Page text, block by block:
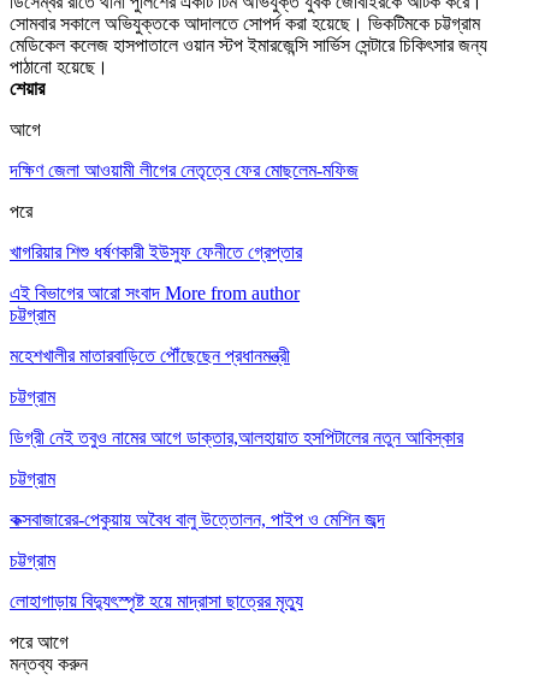
সোমবার সকালে অভিযুক্তকে আদালতে সোপর্দ করা হয়েছে। ভিকটিমকে চট্টগ্রাম
মেডিকেল কলেজ হাসপাতালে ওয়ান স্টপ ইমারজেন্সি সার্ভিস সেন্টারে চিকিৎসার জন্য
পাঠানো হয়েছে।
শেয়ার
আগে
দক্ষিণ জেলা আওয়ামী লীগের নেতৃত্বে ফের মোছলেম-মফিজ
পরে
খাগরিয়ার শিশু ধর্ষণকারী ইউসুফ ফেনীতে গ্রেপ্তার
এই বিভাগের আরো সংবাদ More from author
চট্টগ্রাম
মহেশখালীর মাতারবাড়িতে পৌঁছেছেন প্রধানমন্ত্রী
চট্টগ্রাম
ডিগ্রী নেই তবুও নামের আগে ডাক্তার,আলহায়াত হসপিটালের নতুন আবিস্কার
চট্টগ্রাম
কক্সবাজারের-পেকুয়ায় অবৈধ বালু উত্তোলন, পাইপ ও মেশিন জব্দ
চট্টগ্রাম
লোহাগাড়ায় বিদ্যুৎস্পৃষ্ট হয়ে মাদ্রাসা ছাত্রের মৃত্যু
পরেআগে
মন্তব্য করুন